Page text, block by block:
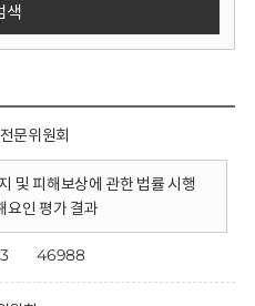
색
문위원회
및 피해보상에 관한 법률 시행
요인 평가 결과
46988